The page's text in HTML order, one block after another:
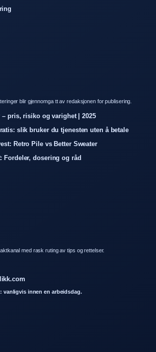
blir gjennomga tt av redaksjonen for publisering.
pris, risiko og varighet | 2025
slik bruker du tjenesten uten å betale
Retro Pile vs Better Sweater
Fordeler, dosering og råd
med rask ruting av tips og rettelser.
vanligvis innen en arbeidsdag.